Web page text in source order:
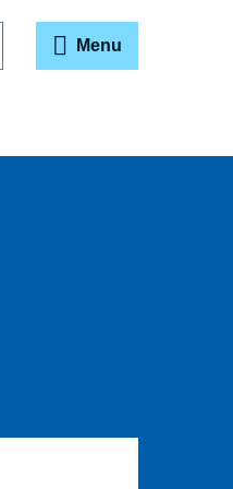
Zoeken
Menu